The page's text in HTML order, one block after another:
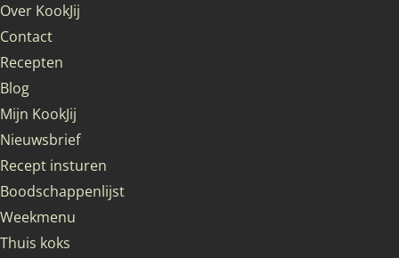
Over KookJij
Contact
Recepten
Blog
Mijn KookJij
Nieuwsbrief
Recept insturen
Boodschappenlijst
Weekmenu
Thuis koks